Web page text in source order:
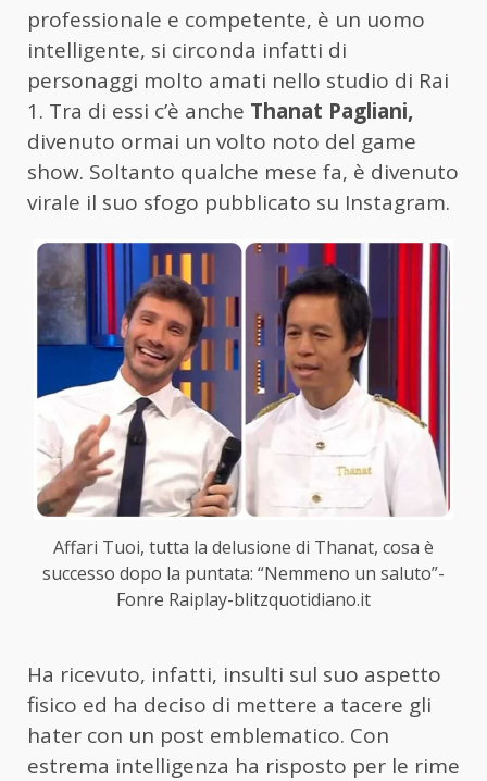
professionale e competente, è un uomo
intelligente, si circonda infatti di
personaggi molto amati nello studio di Rai
1. Tra di essi c’è anche Thanat Pagliani,
divenuto ormai un volto noto del game
show. Soltanto qualche mese fa, è divenuto
virale il suo sfogo pubblicato su Instagram.
Affari Tuoi, tutta la delusione di Thanat, cosa è
successo dopo la puntata: “Nemmeno un saluto”-
Fonre Raiplay-blitzquotidiano.it
Ha ricevuto, infatti, insulti sul suo aspetto
fisico ed ha deciso di mettere a tacere gli
hater con un post emblematico. Con
estrema intelligenza ha risposto per le rime